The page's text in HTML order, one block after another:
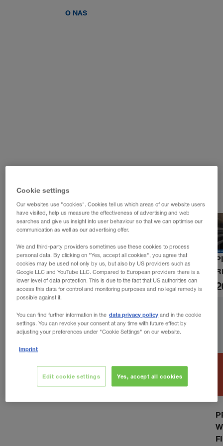
WALTER LAGER-BETRIEBE GmbH
O NAS
Cookie settings
Our websites use "cookies". Cookies tell us which areas of our website users
have visited, help us measure the effectiveness of advertising and web
searches and give us insight into user behaviour so that we can optimise our
communication as well as our advertising offer.
We and third-party providers sometimes use these cookies to process
personal data. By clicking on "Yes, accept all cookies", you agree that
cookies may be used not only by us, but also by US providers such as
Google LLC and YouTube LLC. Compared to European providers there is a
lower level of data protection. This is due to the fact that US authorities can
access this data for control and monitoring purposes and no legal remedy is
possible against it.
You can find further information in the data privacy policy and in the cookie
settings. You can revoke your consent at any time with future effect by
adjusting your preferences under "Cookie Settings" on our website.
Imprint
Yes, accept all cookies
Edit cookie settings